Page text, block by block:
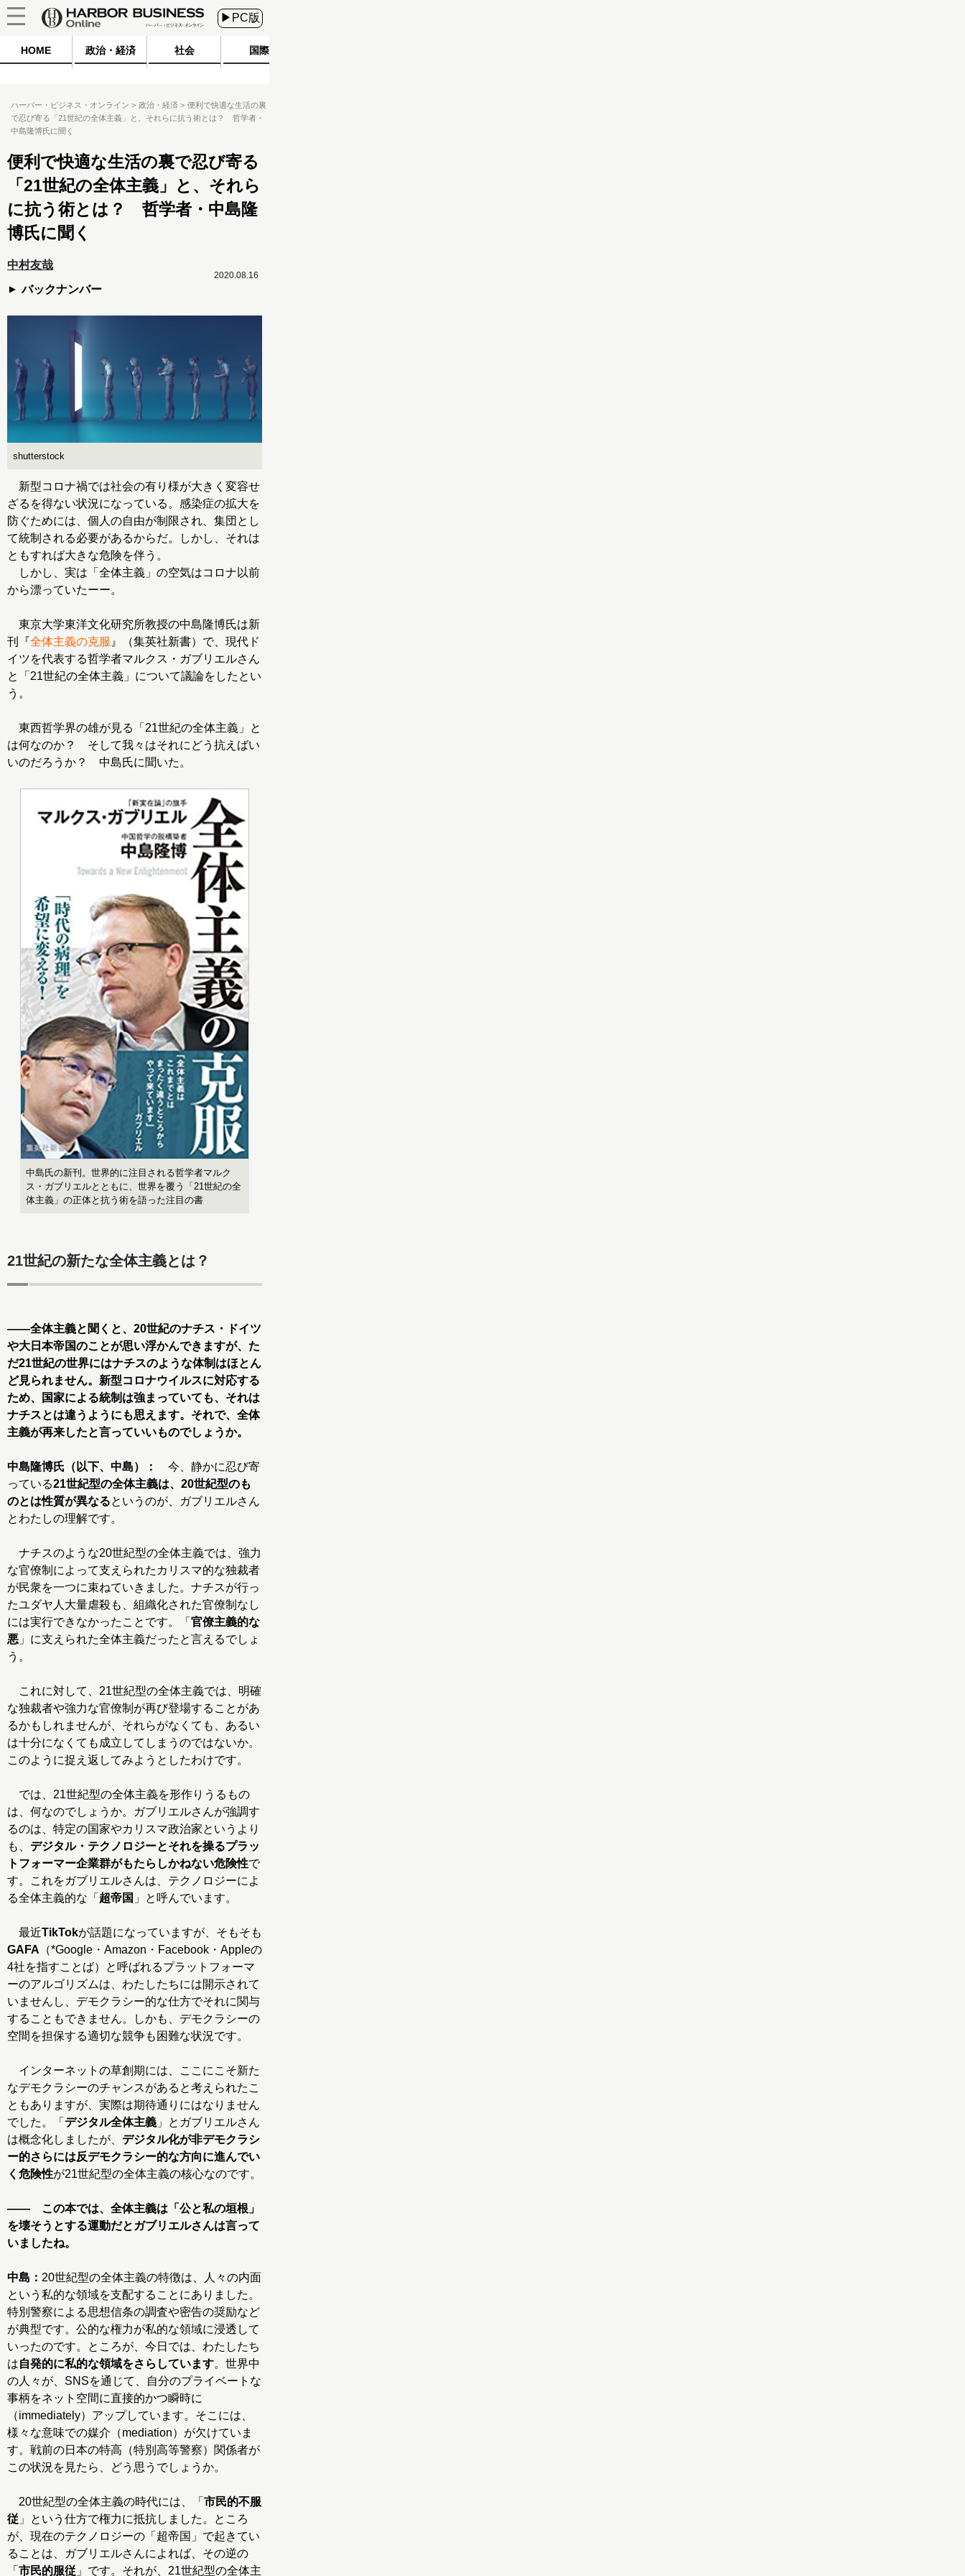
▶PC版
HOME 政治・経済 社会 国際
ハーバー・ビジネス・オンライン 政治・経済
便利で快適な生活の裏
で忍び寄る「21世紀の全体主義」と、それらに抗う術とは？ 哲学者・
中島隆博氏に聞く
便利で快適な生活の裏で忍び寄る
「21世紀の全体主義」と、それら
に抗う術とは？ 哲学者・中島隆
博氏に聞く
中村友哉
バックナンバー
2020.08.16
shutterstock
新型コロナ禍では社会の有り様が大きく変容せ
ざるを得ない状況になっている。感染症の拡大を
防ぐためには、個人の自由が制限され、集団とし
て統制される必要があるからだ。しかし、それは
ともすれば大きな危険を伴う。
しかし、実は「全体主義」の空気はコロナ以前
から漂っていたーー。
東京大学東洋文化研究所教授の中島隆博氏は新
刊『全体主義の克服 』（集英社新書）で、現代ド
イツを代表する哲学者マルクス・ガブリエルさん
と「21世紀の全体主義」について議論をしたとい
う。
東西哲学界の雄が見る「21世紀の全体主義」と
は何なのか？ そして我々はそれにどう抗えばい
いのだろうか？ 中島氏に聞いた。
中島氏の新刊。世界的に注目される哲学者マルク
ス・ガブリエルとともに、世界を覆う「21世紀の全
体主義」の正体と抗う術を語った注目の書
21世紀の新たな全体主義とは？
――全体主義と聞くと、20世紀のナチス・ドイツ
や大日本帝国のことが思い浮かんできますが、た
だ21世紀の世界にはナチスのような体制はほとん
ど見られません。新型コロナウイルスに対応する
ため、国家による統制は強まっていても、それは
ナチスとは違うようにも思えます。それで、全体
主義が再来したと言っていいものでしょうか。
中島隆博氏（以下、中島）：
今、静かに忍び寄
っている21世紀型の全体主義は、20世紀型のも
のとは性質が異なるというのが、ガブリエルさん
とわたしの理解です。
ナチスのような20世紀型の全体主義では、強力
な官僚制によって支えられたカリスマ的な独裁者
が民衆を一つに束ねていきました。ナチスが行っ
たユダヤ人大量虐殺も、組織化された官僚制なし
には実行できなかったことです。「 官僚主義的な
悪 」に支えられた全体主義だったと言えるでしょ
う。
これに対して、21世紀型の全体主義では、明確
な独裁者や強力な官僚制が再び登場することがあ
るかもしれませんが、それらがなくても、あるい
は十分になくても成立してしまうのではないか。
このように捉え返してみようとしたわけです。
では、21世紀型の全体主義を形作りうるもの
は、何なのでしょうか。ガブリエルさんが強調す
るのは、特定の国家やカリスマ政治家というより
も、 デジタル・テクノロジーとそれを操るプラッ
トフォーマー企業群がもたらしかねない危険性で
す。これをガブリエルさんは、テクノロジーによ
る全体主義的な「 超帝国 」と呼んでいます。
最近TikTokが話題になっていますが、そもそも
GAFA （*Google・Amazon・Facebook・Appleの
4社を指すことば）と呼ばれるプラットフォーマ
ーのアルゴリズムは、わたしたちには開示されて
いませんし、デモクラシー的な仕方でそれに関与
することもできません。しかも、デモクラシーの
空間を担保する適切な競争も困難な状況です。
インターネットの草創期には、ここにこそ新た
なデモクラシーのチャンスがあると考えられたこ
ともありますが、実際は期待通りにはなりません
でした。「 デジタル全体主義 」とガブリエルさん
は概念化しましたが、 デジタル化が非デモクラシ
ー的さらには反デモクラシー的な方向に進んでい
く危険性が21世紀型の全体主義の核心なのです。
―― この本では、全体主義は「公と私の垣根」
を壊そうとする運動だとガブリエルさんは言って
いましたね。
中島： 20世紀型の全体主義の特徴は、人々の内面
という私的な領域を支配することにありました。
特別警察による思想信条の調査や密告の奨励など
が典型です。公的な権力が私的な領域に浸透して
いったのです。ところが、今日では、わたしたち
は自発的に私的な領域をさらしています。世界中
の人々が、SNSを通じて、自分のプライベートな
事柄をネット空間に直接的かつ瞬時に
（immediately）アップしています。そこには、
様々な意味での媒介（mediation）が欠けていま
す。戦前の日本の特高（特別高等警察）関係者が
この状況を見たら、どう思うでしょうか。
20世紀型の全体主義の時代には、「 市民的不服
従 」という仕方で権力に抵抗しました。ところ
が、現在のテクノロジーの「超帝国」で起きてい
ることは、ガブリエルさんによれば、その逆の
「 市民的服従 」です。それが、21世紀型の全体主